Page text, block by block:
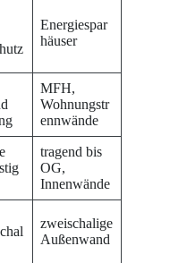
Energiespar
häuser
MFH,
Wohnungstr
ennwände
tragend bis
OG,
Innenwände
zweischalige
Außenwand